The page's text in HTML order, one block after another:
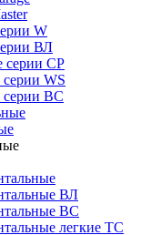
W
ВЛ
серии СР
WS
серии ВС
ВЛ
ВС
легкие ТС